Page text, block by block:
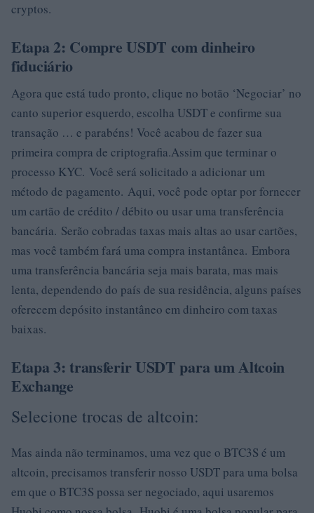
cryptos.
Etapa 2: Compre USDT com dinheiro
fiduciário
Agora que está tudo pronto, clique no botão ‘Negociar’ no
canto superior esquerdo, escolha USDT e confirme sua
transação … e parabéns! Você acabou de fazer sua
primeira compra de criptografia.Assim que terminar o
processo KYC. Você será solicitado a adicionar um
método de pagamento. Aqui, você pode optar por fornecer
um cartão de crédito / débito ou usar uma transferência
bancária. Serão cobradas taxas mais altas ao usar cartões,
mas você também fará uma compra instantânea. Embora
uma transferência bancária seja mais barata, mas mais
lenta, dependendo do país de sua residência, alguns países
oferecem depósito instantâneo em dinheiro com taxas
baixas.
Etapa 3: transferir USDT para um Altcoin
Exchange
Selecione trocas de altcoin:
Mas ainda não terminamos, uma vez que o BTC3S é um
altcoin, precisamos transferir nosso USDT para uma bolsa
em que o BTC3S possa ser negociado, aqui usaremos